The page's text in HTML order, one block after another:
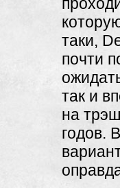
таки,
почти
так и
на
годов.